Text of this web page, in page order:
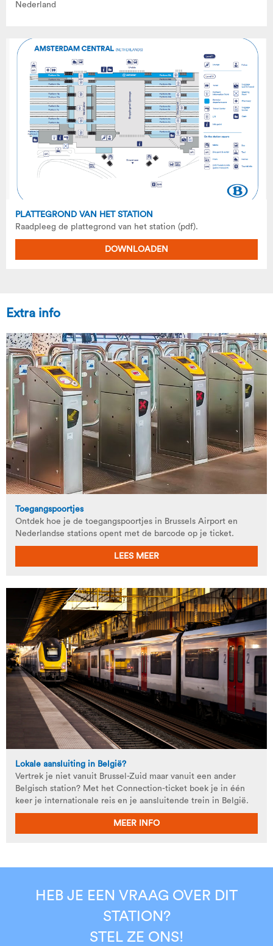
Nederland
PLATTEGROND VAN HET STATION
Raadpleeg de plattegrond van het station (pdf).
DOWNLOADEN
Extra info
Toegangspoortjes
Ontdek hoe je de toegangspoortjes in Brussels Airport en
Nederlandse stations opent met de barcode op je ticket.
LEES MEER
Lokale aansluiting in België?
Vertrek je niet vanuit Brussel-Zuid maar vanuit een ander
Belgisch station? Met het Connection-ticket boek je in één
keer je internationale reis en je aansluitende trein in België.
MEER INFO
HEB JE EEN VRAAG OVER DIT
STATION?
STEL ZE ONS!